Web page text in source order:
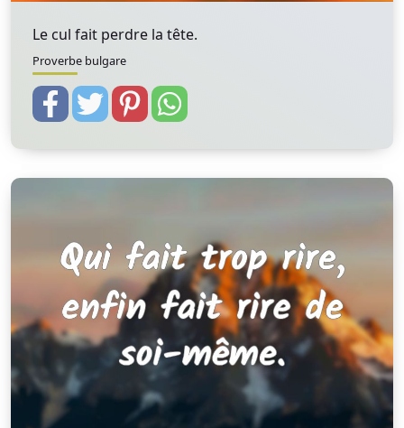
Le cul fait perdre la tête.
Proverbe bulgare